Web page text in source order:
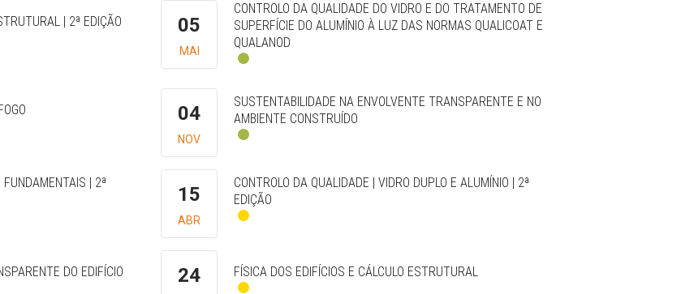
| 2ª EDIÇÃO 05
MAI
CONTROLO DA QUALIDADE DO VIDRO E DO TRATAMENTO DE
SUPERFÍCIE DO ALUMÍNIO À LUZ DAS NORMAS QUALICOAT E
QUALANOD
04
NOV
SUSTENTABILIDADE NA ENVOLVENTE TRANSPARENTE E NO
AMBIENTE CONSTRUÍDO
| 2ª
15
ABR
CONTROLO DA QUALIDADE | VIDRO DUPLO E ALUMÍNIO | 2ª
EDIÇÃO
DO EDIFÍCIO 24 FÍSICA DOS EDIFÍCIOS E CÁLCULO ESTRUTURAL